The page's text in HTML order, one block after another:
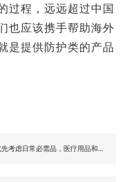
过程，远远超过中国
也应该携手帮助海外
是提供防护类的产品
最新消息：亚马逊FBA仓库将暂时优先考虑日常必需品，医疗用品和其他高需求产品入库，卖家应该如何应对？